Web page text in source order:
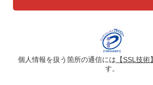
広告配信の効率化、マーケティング活動な
を、ハッシュ化などの適切なセキュリティ
で、広告配信サービス提供事業者に提供す
す。提供した個人情報は、広告配信サービ
ライバシーポリシーに基づき取り扱われま
5. 個人情報の取り扱い業務の委託
個人情報を扱う箇所の通信には 【SSL技術】
す。